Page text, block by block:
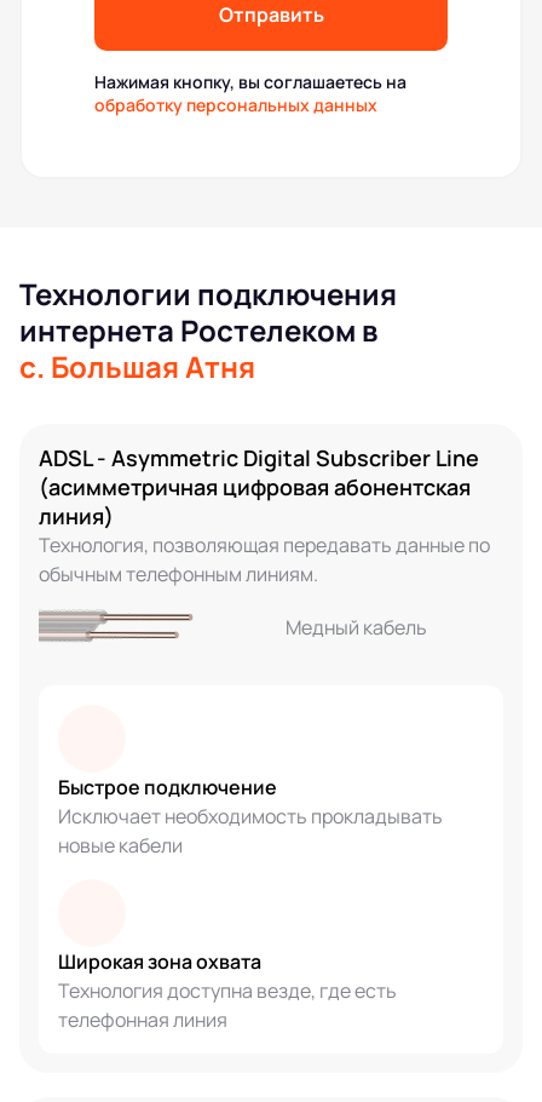
Отправить
Нажимая кнопку, вы соглашаетесь на
обработку персональных данных
Технологии подключения
интернета Ростелеком в
с. Большая Атня
ADSL - Asymmetric Digital Subscriber Line
(асимметричная цифровая абонентская
линия)
Технология, позволяющая передавать данные по
обычным телефонным линиям.
Медный кабель
Быстрое подключение
Исключает необходимость прокладывать
новые кабели
Широкая зона охвата
Технология доступна везде, где есть
телефонная линия